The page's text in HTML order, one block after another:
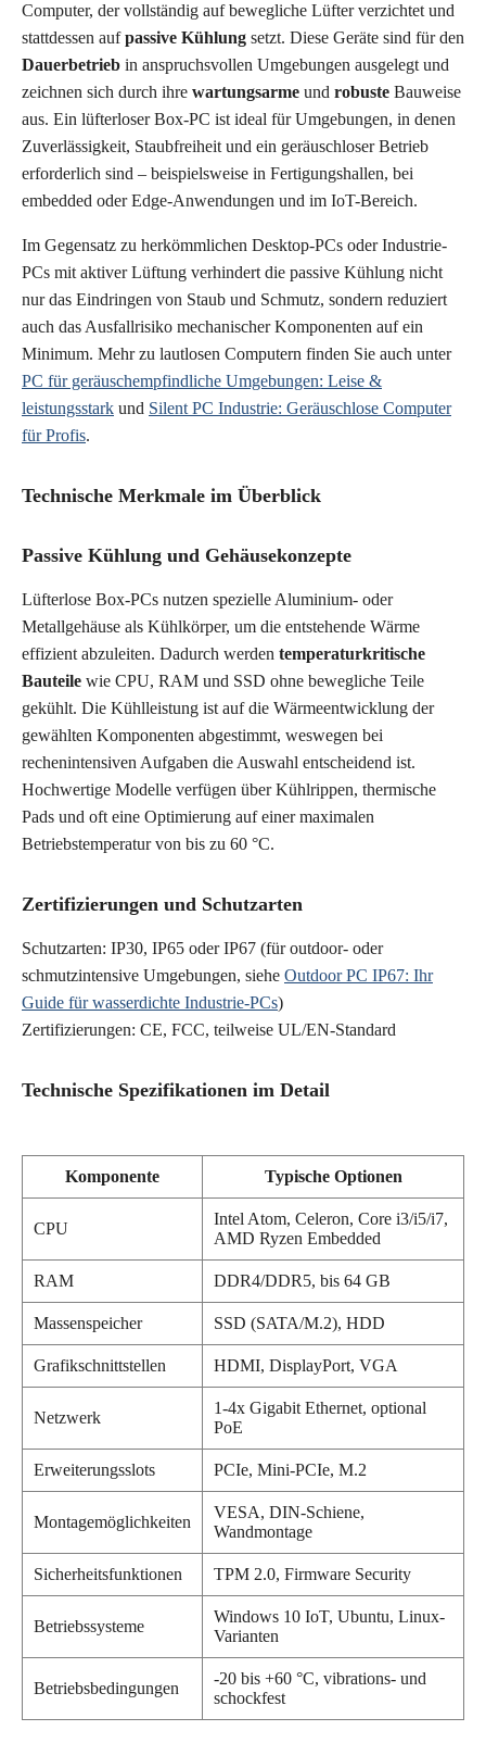
Computer, der vollständig auf bewegliche Lüfter verzichtet und
stattdessen aufpassive Kühlung setzt. Diese Geräte sind für den
Dauerbetrieb in anspruchsvollen Umgebungen ausgelegt und
zeichnen sich durch ihre wartungsarme und robuste Bauweise
aus. Ein lüfterloser Box-PC ist ideal für Umgebungen, in denen
Zuverlässigkeit, Staubfreiheit und ein geräuschloser Betrieb
erforderlich sind – beispielsweise in Fertigungshallen, bei
embedded oder Edge-Anwendungen und im IoT-Bereich.
Im Gegensatz zu herkömmlichen Desktop-PCs oder Industrie-
PCs mit aktiver Lüftung verhindert die passive Kühlung nicht
nur das Eindringen von Staub und Schmutz, sondern reduziert
auch das Ausfallrisiko mechanischer Komponenten auf ein
Minimum. Mehr zu lautlosen Computern finden Sie auch unter
PC für geräuschempfindliche Umgebungen: Leise &
leistungsstark und Silent PC Industrie: Geräuschlose Computer
für Profis.
Technische Merkmale im Überblick
Passive Kühlung und Gehäusekonzepte
Lüfterlose Box-PCs nutzen spezielle Aluminium- oder
Metallgehäuse als Kühlkörper, um die entstehende Wärme
effizient abzuleiten. Dadurch werden temperaturkritische
Bauteile wie CPU, RAM und SSD ohne bewegliche Teile
gekühlt. Die Kühlleistung ist auf die Wärmeentwicklung der
gewählten Komponenten abgestimmt, weswegen bei
rechenintensiven Aufgaben die Auswahl entscheidend ist.
Hochwertige Modelle verfügen über Kühlrippen, thermische
Pads und oft eine Optimierung auf einer maximalen
Betriebstemperatur von bis zu 60 °C.
Zertifizierungen und Schutzarten
Schutzarten: IP30, IP65 oder IP67 (für outdoor- oder
schmutzintensive Umgebungen, siehe Outdoor PC IP67: Ihr
Guide für wasserdichte Industrie-PCs)
Zertifizierungen: CE, FCC, teilweise UL/EN-Standard
Technische Spezifikationen im Detail
Komponente Typische Optionen
CPU
Intel Atom, Celeron, Core i3/i5/i7,
AMD Ryzen Embedded
RAM DDR4/DDR5, bis 64 GB
Massenspeicher SSD (SATA/M.2), HDD
Grafikschnittstellen HDMI, DisplayPort, VGA
Netzwerk
1-4x Gigabit Ethernet, optional
PoE
Erweiterungsslots PCIe, Mini-PCIe, M.2
Montagemöglichkeiten
VESA, DIN-Schiene,
Wandmontage
Sicherheitsfunktionen TPM 2.0, Firmware Security
Betriebssysteme
Windows 10 IoT, Ubuntu, Linux-
Varianten
Betriebsbedingungen
-20 bis +60 °C, vibrations- und
schockfest